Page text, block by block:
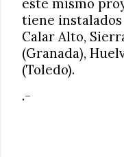
este mismo
tiene
Calar Alto,
(Granada),
(Toledo).
.-